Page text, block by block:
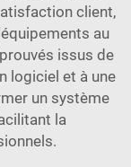
client,
au
issus de
logiciel et à une
un système
la